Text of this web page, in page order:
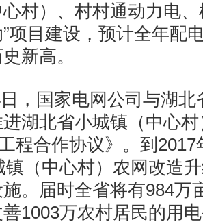
村）、村村通动力电
项目建设，预计全年配
新高。
，国家电网公司与湖北
进湖北省小城镇（中心
程合作协议》。到
镇（中心村）农网改造
。届时全省将有984万
1003万农村居民的用